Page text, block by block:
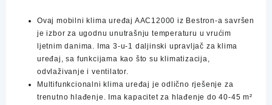
Ovaj mobilni klima uređaj AAC12000 iz Bestron-a savršen
je izbor za ugodnu unutrašnju temperaturu u vrućim
ljetnim danima. Ima 3-u-1 daljinski upravljač za klima
uređaj, sa funkcijama kao što su klimatizacija,
odvlaživanje i ventilator.
Multifunkcionalni klima uređaj je odlično rješenje za
trenutno hlađenje. Ima kapacitet za hlađenje do 40-45 m²